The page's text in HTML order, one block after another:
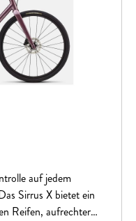
auf jedem
Sirrus X bietet ein
Reifen, aufrechter